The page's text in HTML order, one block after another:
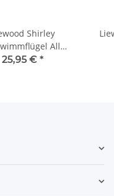
Shirley
All
Together
25,95 € *